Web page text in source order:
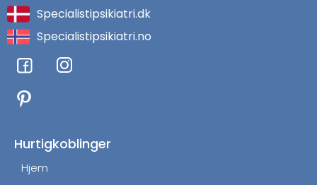
Specialistipsikiatri.dk
Specialistipsikiatri.no
F
a
c
e
o
k
I
n
g
Hurtigkoblinger
Hjem